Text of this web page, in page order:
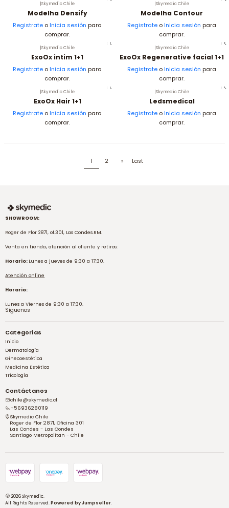
Skymedic Chile
Modelha Densify
Registrate o Inicia sesión para
comprar.
Skymedic Chile
Modelha Contour
Registrate o Inicia sesión para
comprar.
Skymedic Chile
ExoOx intim 1+1
Registrate o Inicia sesión para
comprar.
Skymedic Chile
ExoOx Regenerative facial 1+1
Registrate o Inicia sesión para
comprar.
Skymedic Chile
ExoOx Hair 1+1
Registrate o Inicia sesión para
comprar.
Skymedic Chile
Ledsmedical
Registrate o Inicia sesión para
comprar.
1 2 » Last
SHOWROOM:
Roger de Flor 2871, of.301, Las Condes.RM.
Venta en tienda, atención al cliente y retiros:
Horario: Lunes a jueves de 9:30 a 17:30.
Atención online
Horario:
Lunes a Viernes de 9:30 a 17:30.
Síguenos
Categorías
Inicio
Dermatología
Ginecoestética
Medicina Estética
Tricología
Contáctanos
chile@skymedic.cl
+56936280119
Skymedic Chile
Roger de Flor 2871, Oficina 301
Las Condes - Las Condes
Santiago Metropolitan - Chile
2026 Skymedic.
All Rights Reserved.Powered by Jumpseller.